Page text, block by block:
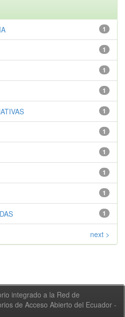
1
1
1
1
1
1
1
1
1
1
next >
integrado a la Red de
de Acceso Abierto del Ecuador -